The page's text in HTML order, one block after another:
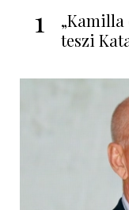
1
„Kamilla
teszi